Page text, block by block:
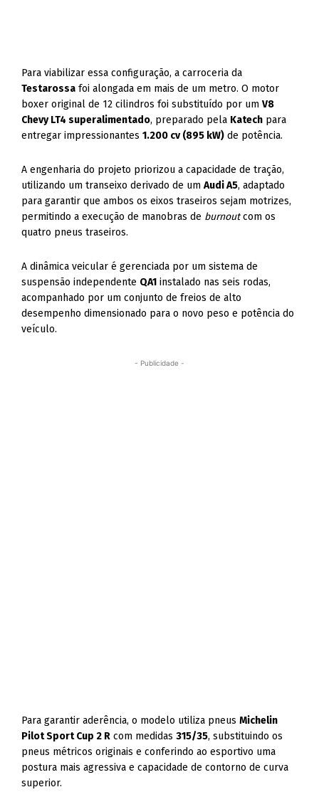
Para viabilizar essa configuração, a carroceria da
Testarossa foi alongada em mais de um metro. O motor
boxer original de 12 cilindros foi substituído por umV8
Chevy LT4 superalimentado, preparado pela Katech para
entregar impressionantes1.200 cv (895 kW) de potência.
A engenharia do projeto priorizou a capacidade de tração,
utilizando um transeixo derivado de umAudi A5, adaptado
para garantir que ambos os eixos traseiros sejam motrizes,
permitindo a execução de manobras de burnoutcom os
quatro pneus traseiros.
A dinâmica veicular é gerenciada por um sistema de
suspensão independente QA1 instalado nas seis rodas,
acompanhado por um conjunto de freios de alto
desempenho dimensionado para o novo peso e potência do
veículo.
- Publicidade -
Para garantir aderência, o modelo utiliza pneusMichelin
Pilot Sport Cup 2 R com medidas315/35, substituindo os
pneus métricos originais e conferindo ao esportivo uma
postura mais agressiva e capacidade de contorno de curva
superior.